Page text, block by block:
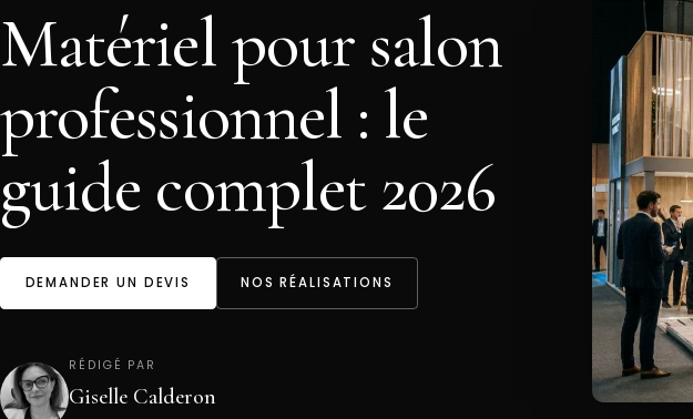
Matériel pour salon
professionnel : le
guide complet 2026
DEMANDER UN DEVIS NOS RÉALISATIONS
RÉDIGÉ PAR
Giselle Calderon